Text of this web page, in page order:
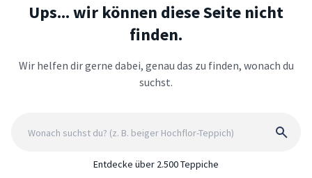
Ups... wir können diese Seite nicht
finden.
Wir helfen dir gerne dabei, genau das zu finden, wonach du
suchst.
Entdecke über 2.500 Teppiche